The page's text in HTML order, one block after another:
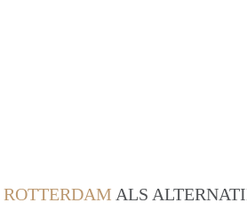
ROTTERDAM ALS